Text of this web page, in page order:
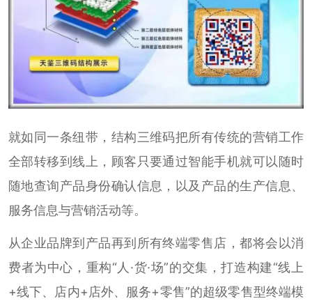
就如同一条纽带，结构三维码把所有传统的营销工作
全部转移到线上，顾客只要通过智能手机就可以随时
随地查询产品身份确认信息，以及产品的生产信息、
服务信息与营销活动等。
从企业品牌到产品再到所有终端零售店，都将会以消
费者为中心，重构“人·货·场”的交集，打造构建“线上
+线下、店内+店外、服务+零售”的超级零售型终端模